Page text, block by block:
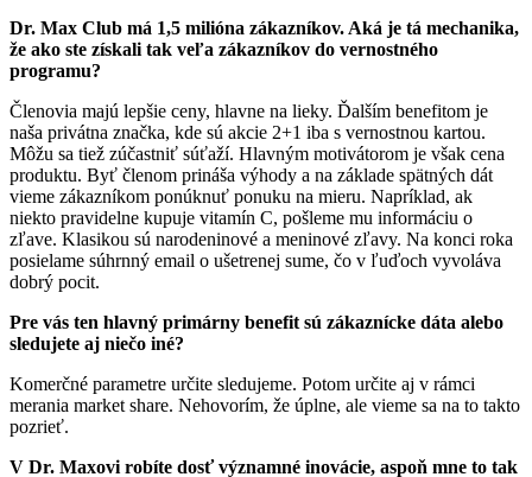
Dr. Max Club má 1,5 milióna zákazníkov. Aká je tá mechanika,
že ako ste získali tak veľa zákazníkov do vernostného
programu?
Členovia majú lepšie ceny, hlavne na lieky. Ďalším benefitom je
naša privátna značka, kde sú akcie 2+1 iba s vernostnou kartou.
Môžu sa tiež zúčastniť súťaží. Hlavným motivátorom je však cena
produktu. Byť členom prináša výhody a na základe spätných dát
vieme zákazníkom ponúknuť ponuku na mieru. Napríklad, ak
niekto pravidelne kupuje vitamín C, pošleme mu informáciu o
zľave. Klasikou sú narodeninové a meninové zľavy. Na konci roka
posielame súhrnný email o ušetrenej sume, čo v ľuďoch vyvoláva
dobrý pocit.
Pre vás ten hlavný primárny benefit sú zákaznícke dáta alebo
sledujete aj niečo iné?
Komerčné parametre určite sledujeme. Potom určite aj v rámci
merania market share. Nehovorím, že úplne, ale vieme sa na to takto
pozrieť.
V Dr. Maxovi robíte dosť významné inovácie, aspoň mne to tak